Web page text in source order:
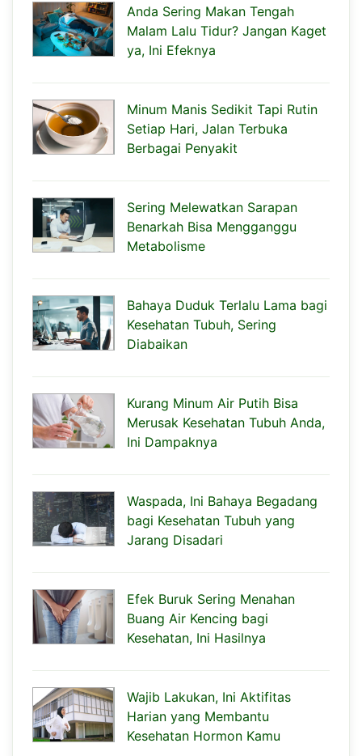
Anda Sering Makan Tengah
Malam Lalu Tidur? Jangan Kaget
ya, Ini Efeknya
Minum Manis Sedikit Tapi Rutin
Setiap Hari, Jalan Terbuka
Berbagai Penyakit
Sering Melewatkan Sarapan
Benarkah Bisa Mengganggu
Metabolisme
Bahaya Duduk Terlalu Lama bagi
Kesehatan Tubuh, Sering
Diabaikan
Kurang Minum Air Putih Bisa
Merusak Kesehatan Tubuh Anda,
Ini Dampaknya
Waspada, Ini Bahaya Begadang
bagi Kesehatan Tubuh yang
Jarang Disadari
Efek Buruk Sering Menahan
Buang Air Kencing bagi
Kesehatan, Ini Hasilnya
Wajib Lakukan, Ini Aktifitas
Harian yang Membantu
Kesehatan Hormon Kamu